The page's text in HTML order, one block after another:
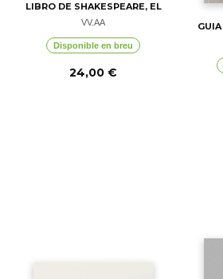
LIBRO DE SHAKESPEARE, EL
VV.AA
Disponible en breu
24,00 €